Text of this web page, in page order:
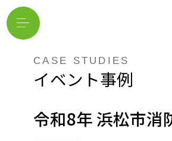
CASE STUDIES
イベント事例
令和8年 浜松市消